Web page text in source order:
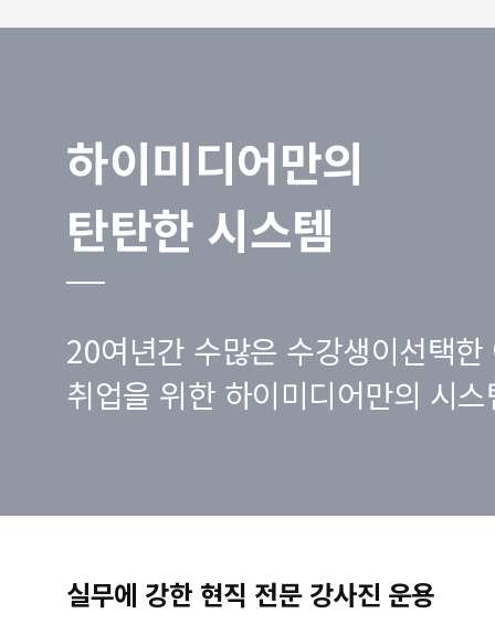
하이미디어만의
탄탄한 시스템
20여년간 수많은 수강생이선택한
취업을 위한 하이미디어만의 시
실무에 강한 현직 전문 강사진 운용